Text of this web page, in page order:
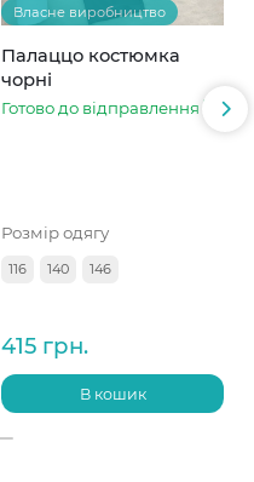
Власне виробництво
Палаццо костюмка
чорні
Готово до відправлення
Розмір одягу
116 140 146
415 грн.
В кошик